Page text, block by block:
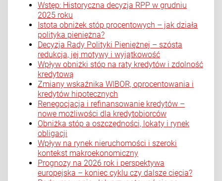
Wstęp: Historyczna decyzja RPP w grudniu
2025 roku
Istota obniżek stóp procentowych – jak działa
polityka pieniężna?
Decyzja Rady Polityki Pieniężnej – szósta
redukcja, jej motywy i wyjątkowość
Wpływ obniżki stóp na raty kredytów i zdolność
kredytową
Zmiany wskaźnika WIBOR, oprocentowania i
kredytów hipotecznych
Renegocjacja i refinansowanie kredytów –
nowe możliwości dla kredytobiorców
Obniżka stóp a oszczędności, lokaty i rynek
obligacji
Wpływ na rynek nieruchomości i szeroki
kontekst makroekonomiczny
Prognozy na 2026 rok i perspektywa
europejska – koniec cyklu czy dalsze cięcia?